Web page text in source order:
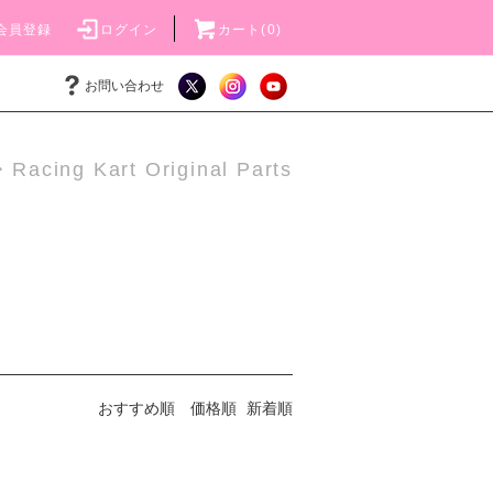
員登録 ログイン カート(0)
お問い合わせ
Racing Kart Original Parts
おすすめ順 価格順 新着順